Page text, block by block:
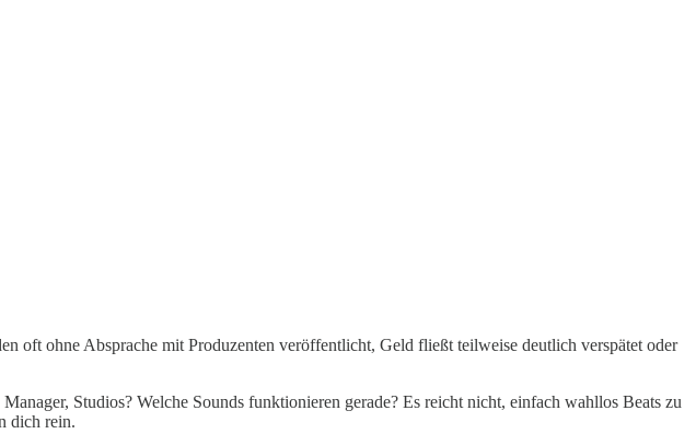
oft ohne Absprache mit Produzenten veröffentlicht, Geld fließt teilweise deutlich verspätet oder
Studios? Welche Sounds funktionieren gerade? Es reicht nicht, einfach wahllos Beats zu
dich rein.